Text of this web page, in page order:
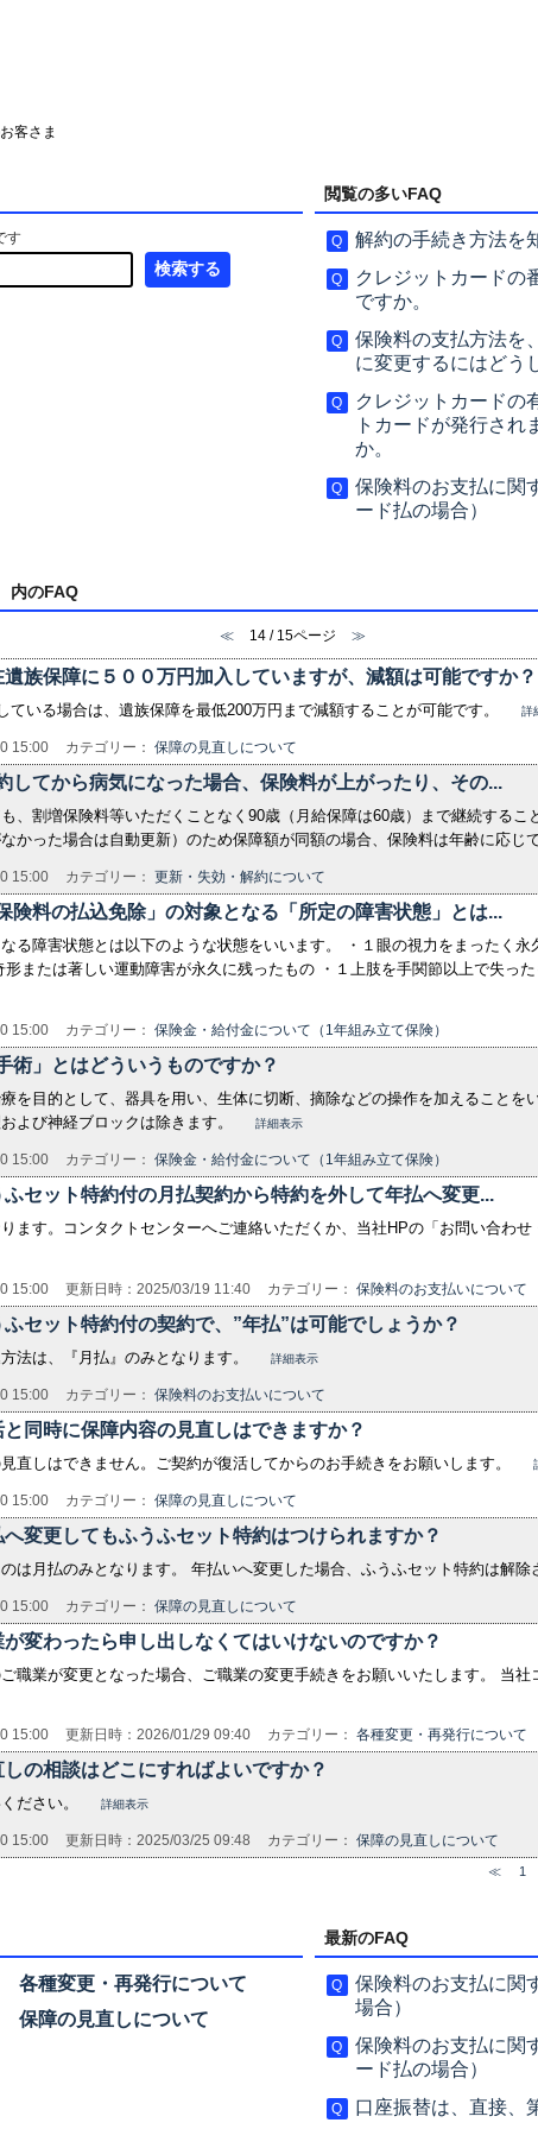
客さま
す
閲覧の多いFAQ
解約の手続き方法を
クレジットカードの
ですか。
保険料の支払方法を
に変更するにはどう
クレジットカードの
トカードが発行され
か。
保険料のお支払に関
ード払の場合）
内のFAQ
≪ 14 / 15ページ ≫
遺族保障に５００万円加入していますが、減額は可能ですか？
ている場合は、遺族保障を最低200万円まで減額することが可能です。 詳
15:00 カテゴリー： 保障の見直しについて
してから病気になった場合、保険料が上がったり、その...
、割増保険料等いただくことなく90歳（月給保障は60歳）まで継続する
かった場合は自動更新）のため保障額が同額の場合、保険料は年齢に応じ
15:00 カテゴリー： 更新・失効・解約について
険料の払込免除」の対象となる「所定の障害状態」とは...
る障害状態とは以下のような状態をいいます。 ・１眼の視力をまったく
または著しい運動障害が永久に残ったもの ・１上肢を手関節以上で失っ
15:00 カテゴリー： 保険金・給付金について（1年組み立て保険）
術」とはどういうものですか？
を目的として、器具を用い、生体に切断、摘除などの操作を加えることを
よび神経ブロックは除きます。
詳細表示
15:00 カテゴリー： 保険金・給付金について（1年組み立て保険）
ふセット特約付の月払契約から特約を外して年払へ変更...
ます。コンタクトセンターへご連絡いただくか、当社HPの「お問い合わ
15:00 更新日時：2025/03/19 11:40 カテゴリー： 保険料のお支払いについて
ふセット特約付の契約で、”年払”は可能でしょうか？
法は、『月払』のみとなります。 詳細表示
15:00 カテゴリー： 保険料のお支払いについて
と同時に保障内容の見直しはできますか？
直しはできません。ご契約が復活してからのお手続きをお願いします。
15:00 カテゴリー： 保障の見直しについて
へ変更してもふうふセット特約はつけられますか？
は月払のみとなります。 年払いへ変更した場合、ふうふセット特約は解除
15:00 カテゴリー： 保障の見直しについて
が変わったら申し出しなくてはいけないのですか？
職業が変更となった場合、ご職業の変更手続きをお願いいたします。 当社
15:00 更新日時：2026/01/29 09:40 カテゴリー： 各種変更・再発行について
しの相談はどこにすればよいですか？
ださい。 詳細表示
15:00 更新日時：2025/03/25 09:48 カテゴリー： 保障の見直しについて
≪ 1
各種変更・再発行について
保障の見直しについて
最新のFAQ
保険料のお支払に関
場合）
保険料のお支払に関
ード払の場合）
口座振替は、直接、